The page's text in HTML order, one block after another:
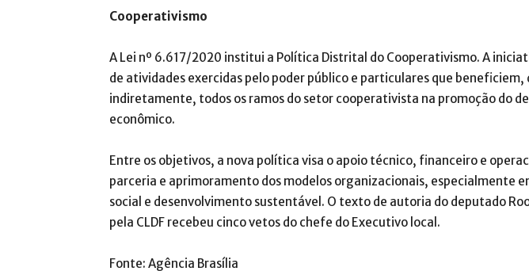
Cooperativismo
A Lei nº 6.617/2020 institui a Política Distrital do Cooperativismo. A
de atividades exercidas pelo poder público e particulares que beneficiem,
indiretamente, todos os ramos do setor cooperativista na promoção do
econômico.
Entre os objetivos, a nova política visa o apoio técnico, financeiro e
parceria e aprimoramento dos modelos organizacionais, especialmente
social e desenvolvimento sustentável. O texto de autoria do deputado
pela CLDF recebeu cinco vetos do chefe do Executivo local.
Fonte: Agência Brasília